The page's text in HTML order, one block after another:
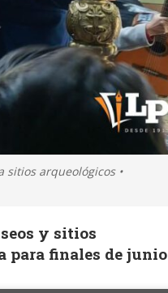
sitios arqueológicos •
y sitios
para finales de junio